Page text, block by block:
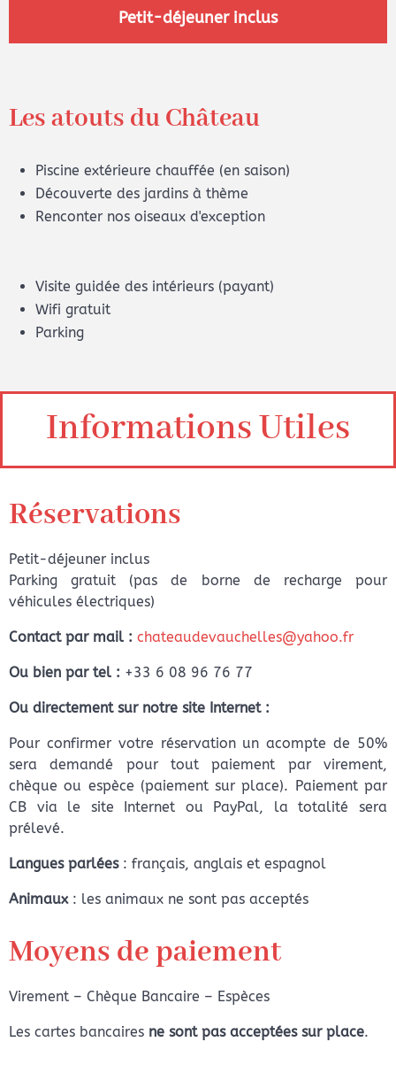
Petit-déjeuner inclus
Les atouts du Château
Piscine extérieure chauffée (en saison)
Découverte des jardins à thème
Renconter nos oiseaux d'exception
Visite guidée des intérieurs (payant)
Wifi gratuit
Parking
Informations Utiles
Réservations
Petit-déjeuner inclus
Parking gratuit (pas de borne de recharge pour
véhicules électriques)
Contact par mail : chateaudevauchelles@yahoo.fr
Ou bien par tel : +33 6 08 96 76 77
Ou directement sur notre site Internet :
Pour confirmer votre réservation un acompte de 50%
sera demandé pour tout paiement par virement,
chèque ou espèce (paiement sur place). Paiement par
CB via le site Internet ou PayPal, la totalité sera
prélevé.
Langues parlées : français, anglais et espagnol
Animaux: les animaux ne sont pas acceptés
Moyens de paiement
Virement – Chèque Bancaire – Espèces
Les cartes bancaires ne sont pas acceptées sur place.